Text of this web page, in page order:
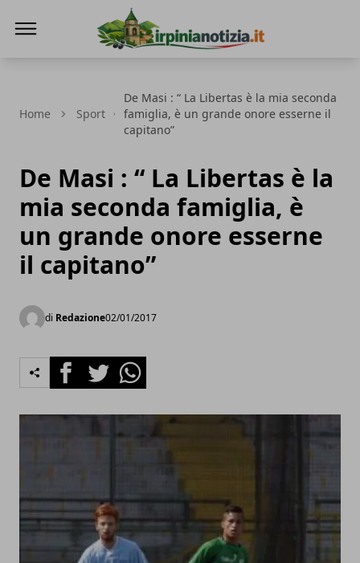
Home Sport
De Masi : “ La Libertas è la mia seconda
famiglia, è un grande onore esserne il
capitano”
De Masi : “ La Libertas è la
mia seconda famiglia, è
un grande onore esserne
il capitano”
di Redazione02/01/2017
FacebookTwitterWhatsapp